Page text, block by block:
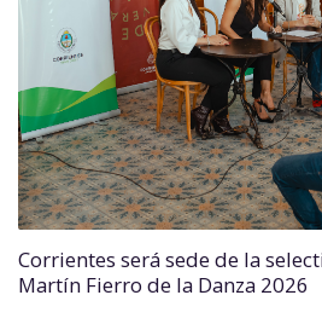
Corrientes será sede de la
Martín Fierro de la Danza 2026